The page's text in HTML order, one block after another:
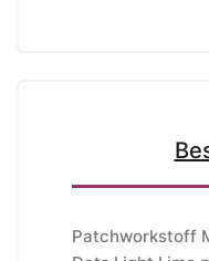
Patchworkstoff